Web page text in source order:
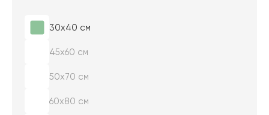
30х40 см
45х60 см
50х70 см
60х80 см